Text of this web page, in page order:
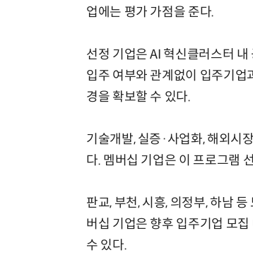
업에는 평가 가점을 준다.
선정 기업은 AI 혁신클러스터
입주 여부와 관계없이 입주기업
경을 확보할 수 있다.
기술개발, 실증·사업화, 해외시
다. 멤버십 기업은 이 프로그램
판교, 부천, 시흥, 의정부, 하남
버십 기업은 향후 입주기업 모
수 있다.